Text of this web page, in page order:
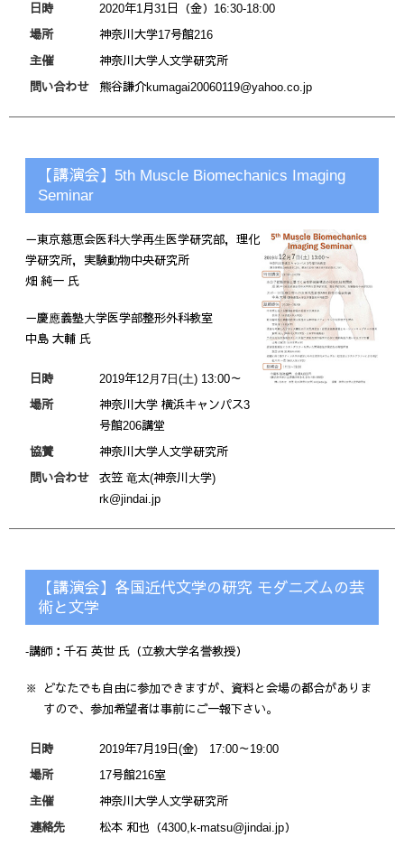
日時
2020年1月31日（金）16:30-18:00
場所
神奈川大学17号館216
主催
神奈川大学人文学研究所
問い合わせ
熊谷謙介kumagai20060119@yahoo.co.jp
【講演会】5th Muscle Biomechanics Imaging
Seminar
－東京慈恵会医科⼤学再⽣医学研究部，理化
学研究所，実験動物中央研究所
畑 純一 氏
－慶應義塾⼤学医学部整形外科教室
中島 大輔 氏
日時
2019年12⽉7⽇(⼟) 13:00～
場所
神奈川大学 横浜キャンパス3
号館206講堂
協賛
神奈川大学人文学研究所
問い合わせ
衣笠 ⻯太(神奈川⼤学)
rk@jindai.jp
【講演会】各国近代文学の研究 モダニズムの芸
術と文学
‐講師：千石 英世 氏（立教大学名誉教授）
どなたでも自由に参加できますが、資料と会場の都合がありま
すので、参加希望者は事前にご一報下さい。
日時
2019年7月19日(金) 17:00～19:00
場所
17号館216室
主催
神奈川大学人文学研究所
連絡先
松本 和也（4300,k-matsu@jindai.jp）